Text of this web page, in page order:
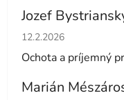
Jozef
Hodnotenie
12.2.2026
Ochota a príjemný
Marián